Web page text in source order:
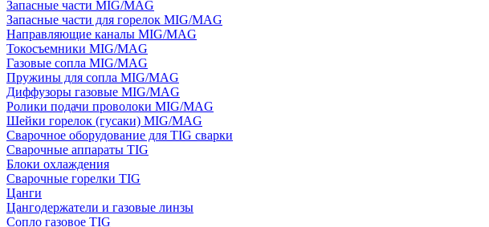
Запасные части MIG/MAG
Запасные части для горелок MIG/MAG
Направляющие каналы MIG/MAG
Токосъемники MIG/MAG
Газовые сопла MIG/MAG
Пружины для сопла MIG/MAG
Диффузоры газовые MIG/MAG
Ролики подачи проволоки MIG/MAG
Шейки горелок (гусаки) MIG/MAG
Сварочное оборудование для TIG сварки
Сварочные аппараты TIG
Блоки охлаждения
Сварочные горелки TIG
Цанги
Цангодержатели и газовые линзы
Сопло газовое TIG